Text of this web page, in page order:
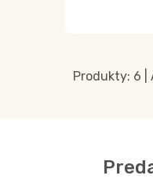
Produkty: 6